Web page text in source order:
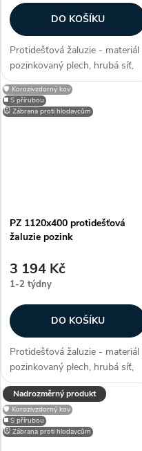
DO KOŠÍKU
Protidešťová žaluzie - materiál
pozinkovaný plech, hrubá síť,
efektivní plocha sef 0,1656 m²,
snadno přizpůsobitelné díky
možnosti lakování RAL, zakryje
◼️ S přírubou
🛡️ Korozivzdorný kov
🐭 Zábrana proti hlodavcům
PZ 1120x400 protidešťová
žaluzie pozink
3 194 Kč
1-2 týdny
DO KOŠÍKU
Protidešťová žaluzie - materiál
pozinkovaný plech, hrubá síť,
efektivní plocha sef 0,24 m²,
snadno přizpůsobitelné díky
možnosti lakování RAL, zakryje
stavební otvory, užívané...
Nadrozměrný produkt
◼️ S přírubou
🛡️ Korozivzdorný kov
🐭 Zábrana proti hlodavcům